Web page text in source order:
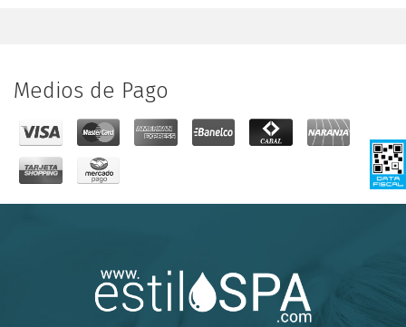
Medios de Pago